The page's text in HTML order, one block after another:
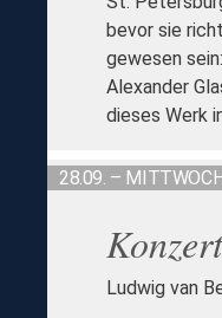
bevor sie
gewesen
Alexander
dieses Werk
28.09. –
Ludwig van